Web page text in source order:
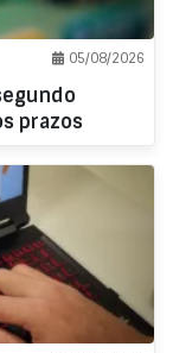
05/08/2026
prazos